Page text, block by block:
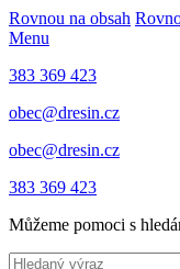
Rovnou na obsah
Menu
383 369 423
obec@dresin.cz
obec@dresin.cz
383 369 423
Můžeme pomoci s